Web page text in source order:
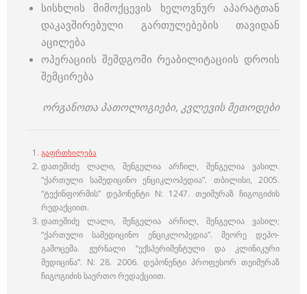
სისხლის მიმოქცევის ხელოვნურ აპარატთან
დაკავშირებული გართულებების თავიდან
აცილება
ოპერაციის შემდგომი რეაბილიტაციის დროის
შემცირება
ორგანოთა პათოლოგიები, კვლევის მეთოდები
გაფრთხილება
დათეშიძე ლალი, შენგელია არჩილ, შენგელია ვასილ.
“ქართული სამედიცინო ენციკლოპედია”. თბილისი, 2005.
“ტექინფორმის” დეპონენტი N: 1247. თეიმურაზ ჩიგოგიძის
რედაქციით.
დათეშიძე ლალი, შენგელია არჩილ, შენგელია ვასილ;
“ქართული სამედიცინო ენციკლოპედია”. მეორე დეპო-
გამოცემა. ჟურნალი “ექსპერიმენტული და კლინიკური
მედიცინა”. N: 28. 2006. დეპონენტი პროფესორ თეიმურაზ
ჩიგოგიძის საერთო რედაქციით.